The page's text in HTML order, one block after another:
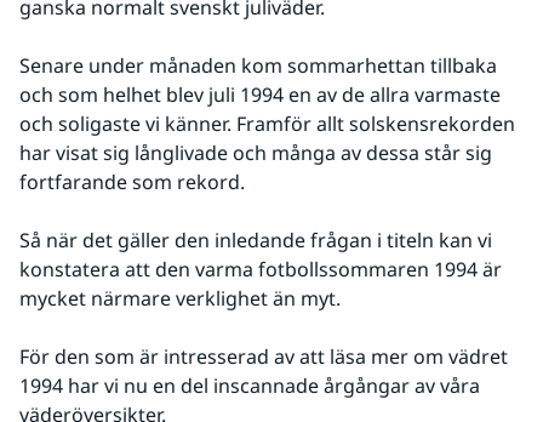
ganska normalt svenskt juliväder.
Senare under månaden kom sommarhettan tillbaka
och som helhet blev juli 1994 en av de allra varmaste
och soligaste vi känner. Framför allt solskensrekorden
har visat sig långlivade och många av dessa står sig
fortfarande som rekord.
Så när det gäller den inledande frågan i titeln kan vi
konstatera att den varma fotbollssommaren 1994 är
mycket närmare verklighet än myt.
För den som är intresserad av att läsa mer om vädret
1994 har vi nu en del inscannade årgångar av våra
väderöversikter.